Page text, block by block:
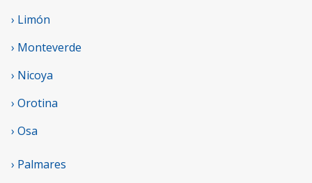
› Limón
› Monteverde
› Nicoya
› Orotina
› Osa
› Palmares